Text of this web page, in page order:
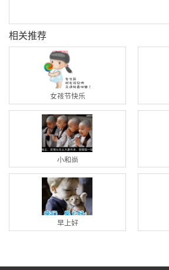
相关推荐
女孩节快乐
小和尚
早上好